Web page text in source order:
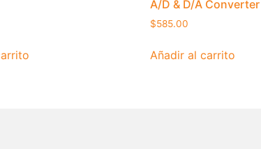
A/D & D/A Converter
$585.00
Añadir al carrito